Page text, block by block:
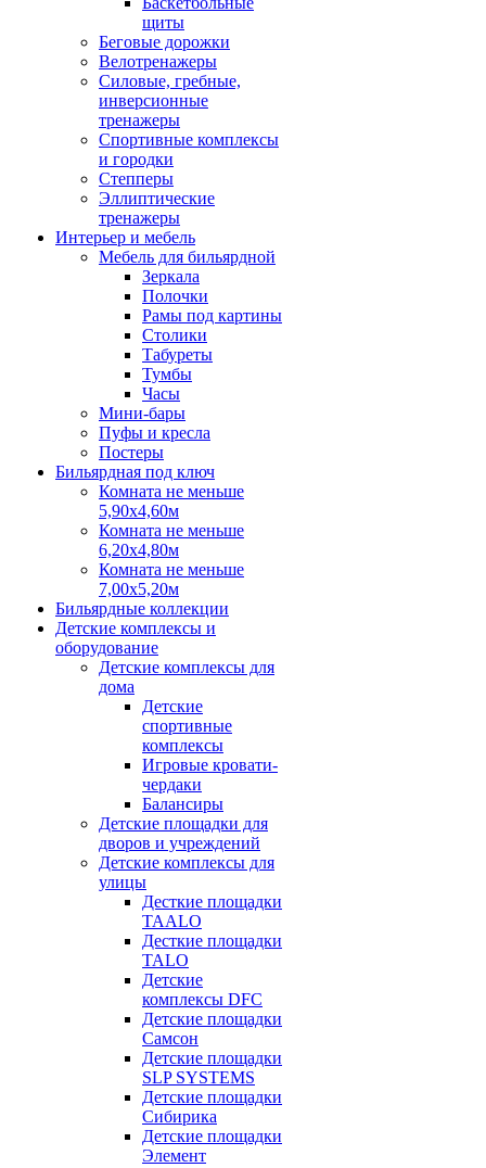
щиты
Беговые дорожки
Велотренажеры
Силовые, гребные,
инверсионные
тренажеры
Спортивные комплексы
и городки
Степперы
Эллиптические
тренажеры
Интерьер и мебель
Мебель для бильярдной
Зеркала
Полочки
Рамы под картины
Столики
Табуреты
Тумбы
Часы
Мини-бары
Пуфы и кресла
Постеры
Бильярдная под ключ
Комната не меньше
5,90х4,60м
Комната не меньше
6,20х4,80м
Комната не меньше
7,00х5,20м
Бильярдные коллекции
Детские комплексы и
оборудование
Детские комплексы для
дома
Детские
спортивные
комплексы
Игровые кровати-
чердаки
Балансиры
Детские площадки для
дворов и учреждений
Детские комплексы для
улицы
Десткие площадки
TAALO
Десткие площадки
TALO
Детские
комплексы DFC
Детские площадки
Самсон
Детские площадки
SLP SYSTEMS
Детские площадки
Сибирика
Детские площадки
Элемент